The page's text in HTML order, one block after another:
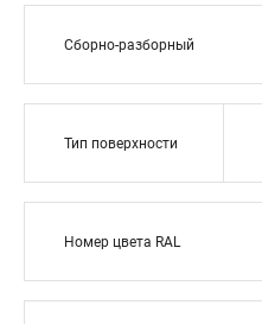
Сборно-разборный
Тип поверхности
Номер цвета RAL